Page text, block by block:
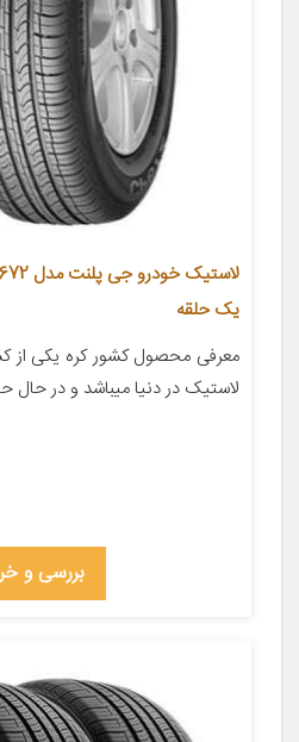
یک حلقه
معرفی محصول کشور کره یکی از
لاستیک در دنیا میباشد و در
بررسی و